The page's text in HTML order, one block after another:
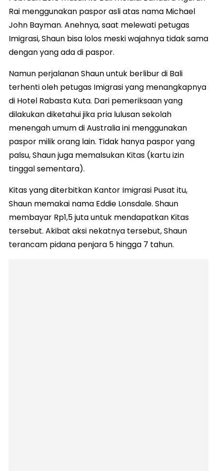
Rai menggunakan paspor asli atas nama Michael
John Bayman. Anehnya, saat melewati petugas
Imigrasi, Shaun bisa lolos meski wajahnya tidak sama
dengan yang ada di paspor.
Namun perjalanan Shaun untuk berlibur di Bali
terhenti oleh petugas Imigrasi yang menangkapnya
di Hotel Rabasta Kuta. Dari pemeriksaan yang
dilakukan diketahui jika pria lulusan sekolah
menengah umum di Australia ini menggunakan
paspor milik orang lain. Tidak hanya paspor yang
palsu, Shaun juga memalsukan Kitas (kartu izin
tinggal sementara).
Kitas yang diterbitkan Kantor Imigrasi Pusat itu,
Shaun memakai nama Eddie Lonsdale. Shaun
membayar Rp1,5 juta untuk mendapatkan Kitas
tersebut. Akibat aksi nekatnya tersebut, Shaun
terancam pidana penjara 5 hingga 7 tahun.